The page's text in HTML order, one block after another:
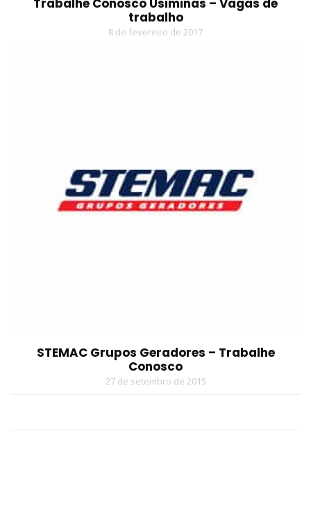
trabalho
8 de fevereiro de 2017
STEMAC Grupos Geradores – Trabalhe
Conosco
27 de setembro de 2015